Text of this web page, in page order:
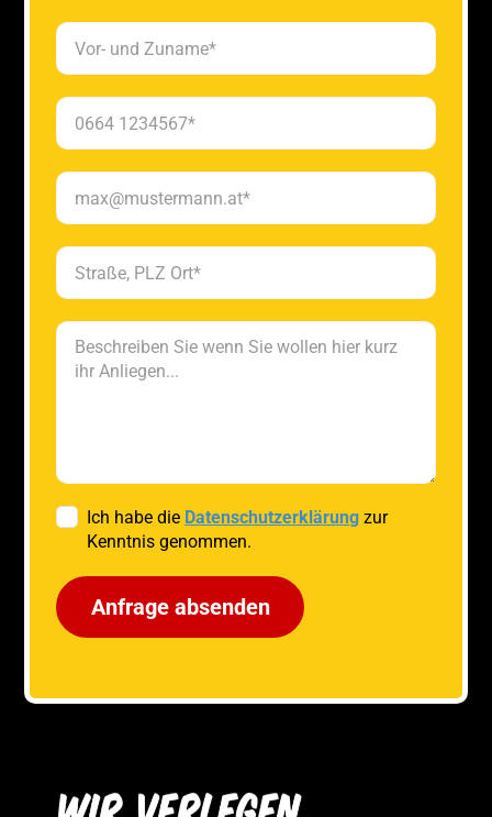
Ich habe die Datenschutzerklärung zur
Kenntnis genommen.